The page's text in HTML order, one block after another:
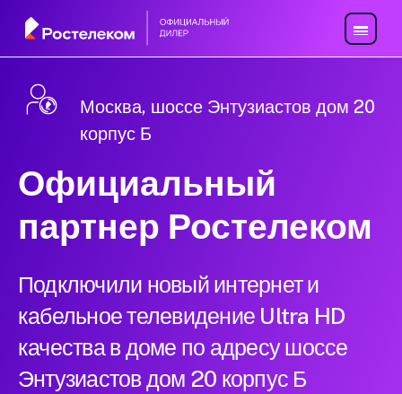
Москва, шоссе Энтузиастов дом 20
корпус Б
Официальный
партнер Ростелеком
Подключили новый интернет и
кабельное телевидение Ultra HD
качества в доме по адресу шоссе
Энтузиастов дом 20 корпус Б